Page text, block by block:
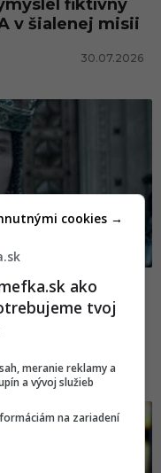
fiktívny
v šialenej misii
30.07.2026
a Pána
odštartovať
pohoreli
ako
tvoj
meranie reklamy a
a vývoj služieb
na zariadení
cookies →